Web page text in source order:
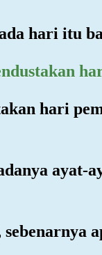
hari itu
hari